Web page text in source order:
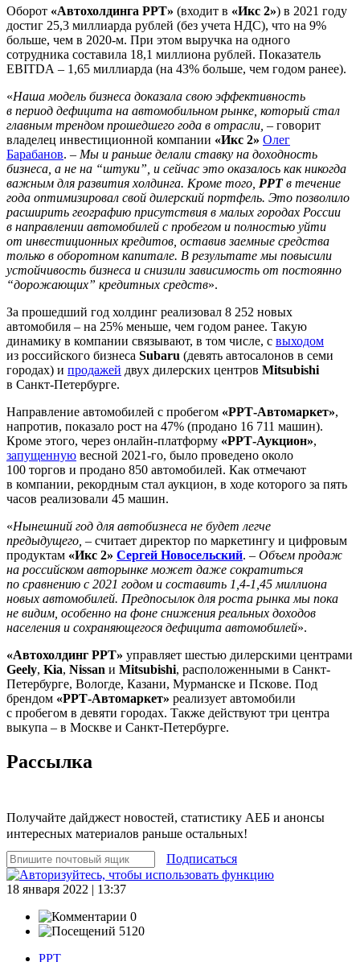
Оборот «Автохолдинга РРТ» (входит в «Икс 2») в 2021 году
достиг 25,3 миллиарда рублей (без учета НДС), что на 9%
больше, чем в 2020-м. При этом выручка на одного
сотрудника составила 18,1 миллиона рублей. Показатель
EBITDA – 1,65 миллиарда (на 43% больше, чем годом ранее).
«Наша модель бизнеса доказала свою эффективность
в период дефицита на автомобильном рынке, который стал
главным трендом прошедшего года в отрасли, – говорит
владелец инвестиционной компании «Икс 2» Олег
Барабанов. – Мы и раньше делали ставку на доходность
бизнеса, а не на “штуки”, и сейчас это оказалось как никогда
важным для развития холдинга. Кроме того, РРТв течение
года оптимизировал свой дилерский портфель. Это позволило
расширить географию присутствия в малых городах России
в направлении автомобилей с пробегом и полностью уйти
от инвестиционных кредитов, оставив заемные средства
только в оборотном капитале. В результате мы повысили
устойчивость бизнеса и снизили зависимость от постоянно
“дорожающих” кредитных средств».
За прошедший год холдинг реализовал 8 252 новых
автомобиля – на 25% меньше, чем годом ранее. Такую
динамику в компании связывают, в том числе, с выходом
из российского бизнеса Subaru (девять автосалонов в семи
городах) и продажей двух дилерских центров Mitsubishi
в Санкт-Петербурге.
Направление автомобилей с пробегом «РРТ-Автомаркет»,
напротив, показало рост на 47% (продано 16 711 машин).
Кроме этого, через онлайн-платформу «РРТ-Аукцион»,
запущенную весной 2021-го, было проведено около
100 торгов и продано 850 автомобилей. Как отмечают
в компании, рекордным стал аукцион, в ходе которого за пять
часов реализовали 45 машин.
«Нынешний год для автобизнеса не будет легче
предыдущего, – считает директор по маркетингу и цифровым
продуктам «Икс 2» Сергей Новосельский. – Объем продаж
на российском авторынке может даже сократиться
по сравнению с 2021 годом и составить 1,4-1,45 миллиона
новых автомобилей. Предпосылок для роста рынка мы пока
не видим, особенно на фоне снижения реальных доходов
населения и сохраняющегося дефицита автомобилей».
«Автохолдинг РРТ» управляет шестью дилерскими центрами
Geely, Kia, Nissan и Mitsubishi, расположенными в Санкт-
Петербурге, Вологде, Казани, Мурманске и Пскове. Под
брендом «РРТ-Автомаркет» реализует автомобили
с пробегом в девяти городах. Также действуют три центра
выкупа – в Москве и Санкт-Петербурге.
Рассылка
Получайте дайджест новостей, статистику АЕБ и анонсы
интересных материалов раньше остальных!
Подписаться
18 января 2022 | 13:37
0
5120
РРТ